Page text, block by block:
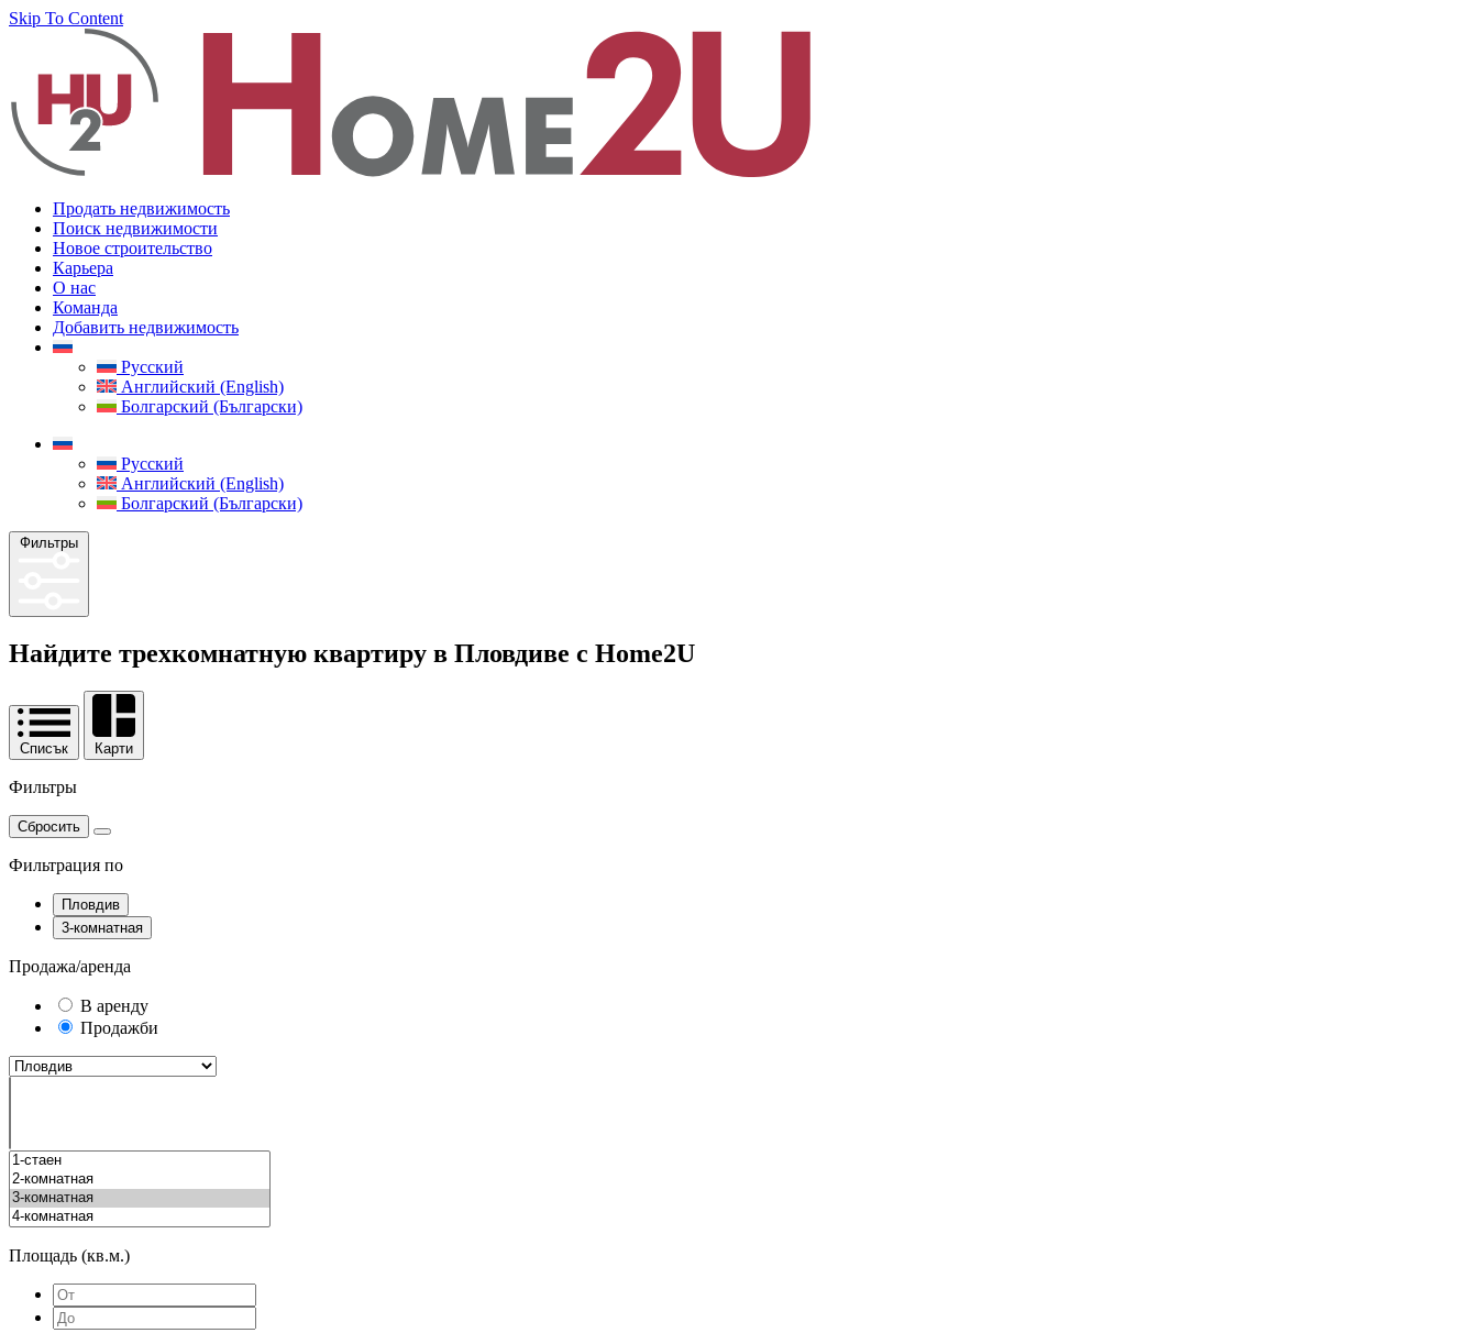
Skip To Content
Продать недвижимость
Поиск недвижимости
Новое строительство
Карьера
О нас
Команда
Добавить недвижимость
Русский
Английский (English)
Болгарский (Български)
Русский
Английский (English)
Болгарский (Български)
Фильтры
Найдите трехкомнатную квартиру в Пловдиве с Home2U
Списък Карти
Фильтры
Сбросить
Фильтрация по
Пловдив
3-комнатная
Продажа/аренда
В аренду
Продажби
Площадь (кв.м.)